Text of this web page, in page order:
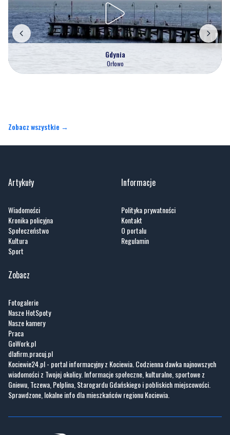
Gdynia
Orłowo
Zobacz wszystkie →
Artykuły
Wiadomości
Kronika policyjna
Społeczeństwo
Kultura
Sport
Informacje
Polityka prywatności
Kontakt
O portalu
Regulamin
Zobacz
Fotogalerie
Nasze HotSpoty
Nasze kamery
Praca
GoWork.pl
dlafirm.pracuj.pl
Kociewie24.pl - portal informacyjny z Kociewia. Codzienna dawka najnowszych
wiadomości z Twojej okolicy. Informacje społeczne, kulturalne, sportowe z
Gniewu, Tczewa, Pelplina, Starogardu Gdańskiego i pobliskich miejscowości.
Sprawdzone, lokalne info dla mieszkańców regionu Kociewia.